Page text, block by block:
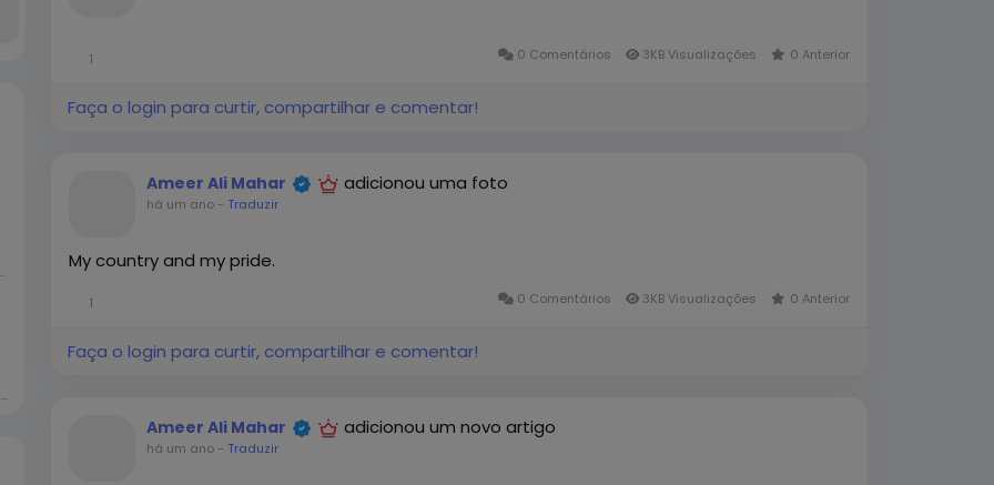
Howard Schweppes
Titus Augustine
1 0 Comentários 3KB Visualizações 0 Anterior
Faça o login para curtir, compartilhar e comentar!
Ameer Ali Mahar adicionou uma foto
há um ano - Traduzir
My country and my pride.
1 0 Comentários 3KB Visualizações 0 Anterior
Faça o login para curtir, compartilhar e comentar!
Ameer Ali Mahar adicionou um novo artigo
há um ano - Traduzir